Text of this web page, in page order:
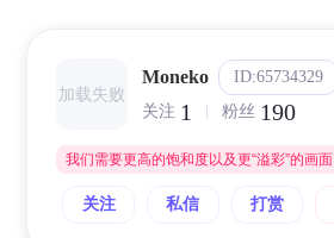
加载失败
Moneko
ID:65734329
关注 1 粉丝 190
我们需要更高的饱和度以及更“溢彩”的画面
关注 私信 打赏